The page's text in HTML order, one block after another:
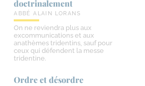
doctrinalement
ABBÉ ALAIN LORANS
On ne reviendra plus aux
excommunications et aux
anathèmes tridentins, sauf pour
ceux qui défendent la messe
tridentine.
Ordre et désordre